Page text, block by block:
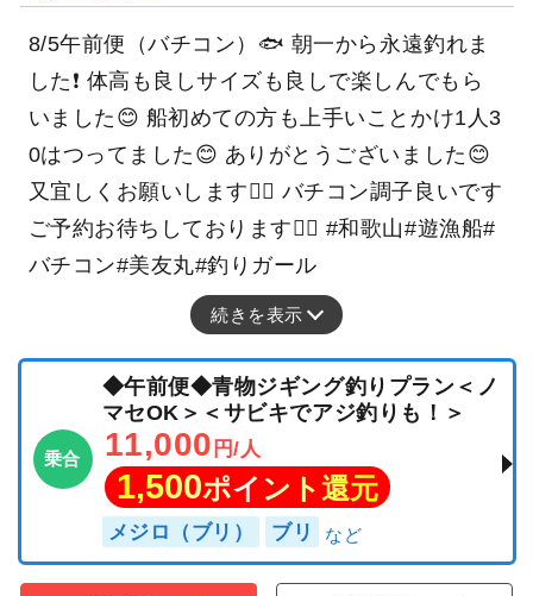
8/5午前便（バチコン）🐟 朝一から永遠釣れま
した❗️ 体高も良しサイズも良しで楽しんでもら
いました😊 船初めての方も上手いことかけ1人3
0はつってました😊 ありがとうございました😊
又宜しくお願いします🙇‍♀️ バチコン調子良いです
ご予約お待ちしております🙇‍♀️ #和歌山#遊漁船#
バチコン#美友丸#釣りガール
続きを表示
乗合
◆午前便◆青物ジギング釣りプラン＜ノ
マセOK＞＜サビキでアジ釣りも！＞
11,000 円/人
1,500ポイント還元
メジロ（ブリ） ブリ